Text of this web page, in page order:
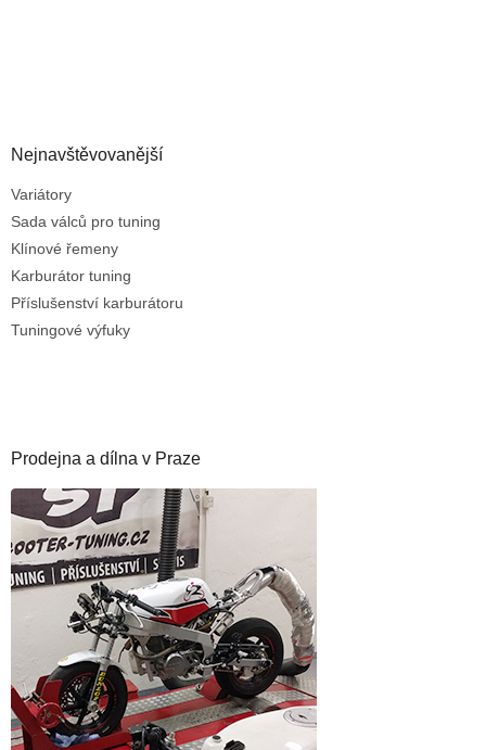
Nejnavštěvovanější
Variátory
Sada válců pro tuning
Klínové řemeny
Karburátor tuning
Příslušenství karburátoru
Tuningové výfuky
Prodejna a dílna v Praze